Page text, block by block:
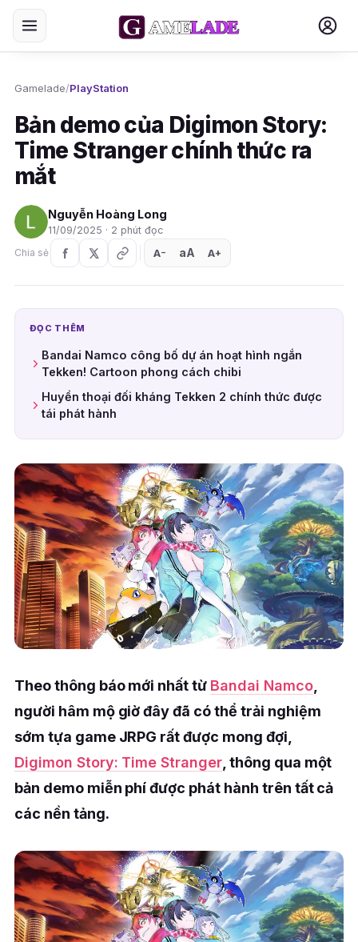
Gamelade/PlayStation
Bản demo của Digimon Story:
Time Stranger chính thức ra
mắt
Nguyễn Hoàng Long
11/09/2025 · 2 phút đọc
Chia sẻ
A− aA A+
ĐỌC THÊM
Bandai Namco công bố dự án hoạt hình ngắn
Tekken! Cartoon phong cách chibi
Huyền thoại đối kháng Tekken 2 chính thức được
tái phát hành
Theo thông báo mới nhất từ Bandai Namco,
người hâm mộ giờ đây đã có thể trải nghiệm
sớm tựa game JRPG rất được mong đợi,
Digimon Story: Time Stranger , thông qua một
bản demo miễn phí được phát hành trên tất cả
các nền tảng.